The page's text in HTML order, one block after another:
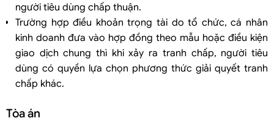
người tiêu dùng chấp thuận.
Trường hợp điều khoản trọng tài do tổ chức, cá nhân
kinh doanh đưa vào hợp đồng theo mẫu hoặc điều kiện
giao dịch chung thì khi xảy ra tranh chấp, người tiêu
dùng có quyền lựa chọn phương thức giải quyết tranh
chấp khác.
Tòa án